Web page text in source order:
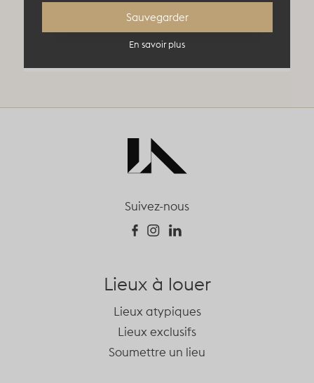
Étape suivante
Suivez-nous
Lieux à louer
Lieux atypiques
Lieux exclusifs
Soumettre un lieu
Sauvegarder
En savoir plus